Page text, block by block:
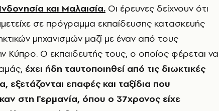
και Μαλαισία. Οι έρευνες δείχνουν ότι
σε πρόγραμμα εκπαίδευσης κατασκευής
μηχανισμών μαζί με έναν από τους
Κύπρο. Ο εκπαιδευτής τους, ο οποίος φέρεται να
έχει ήδη ταυτοποιηθεί από τις διωκτικές
εξετάζονται επαφές και ταξίδια που
στη Γερμανία, όπου ο 37χρονος είχε